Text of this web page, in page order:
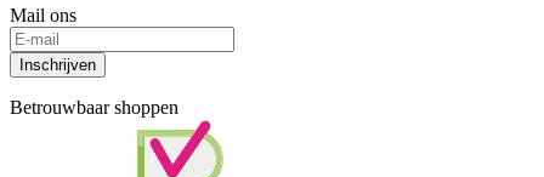
Mail ons
Inschrijven
Betrouwbaar shoppen